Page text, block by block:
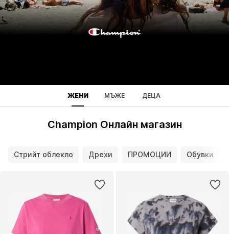
ЖЕНИ МЪЖЕ ДЕЦА
Champion Онлайн магазин
Стрийт облекло Дрехи ПРОМОЦИИ Обувки